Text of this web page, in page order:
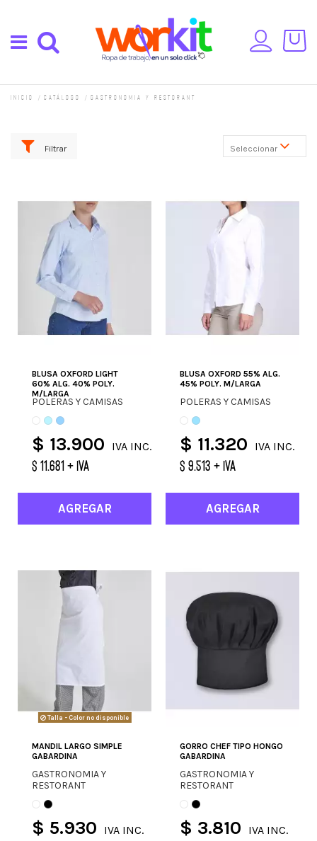
Inicio Catálogo Gastronomia y restorant
Filtrar Seleccionar
BLUSA OXFORD LIGHT
60% ALG. 40% POLY.
M/LARGA
POLERAS Y CAMISAS
$ 13.900 IVA INC.
$ 11.681 + IVA
AGREGAR
BLUSA OXFORD 55% ALG.
45% POLY. M/LARGA
POLERAS Y CAMISAS
$ 11.320 IVA INC.
$ 9.513 + IVA
AGREGAR
Talla - Color no disponible
MANDIL LARGO SIMPLE
GABARDINA
GASTRONOMIA Y
RESTORANT
$ 5.930 IVA INC.
GORRO CHEF TIPO HONGO
GABARDINA
GASTRONOMIA Y
RESTORANT
$ 3.810 IVA INC.